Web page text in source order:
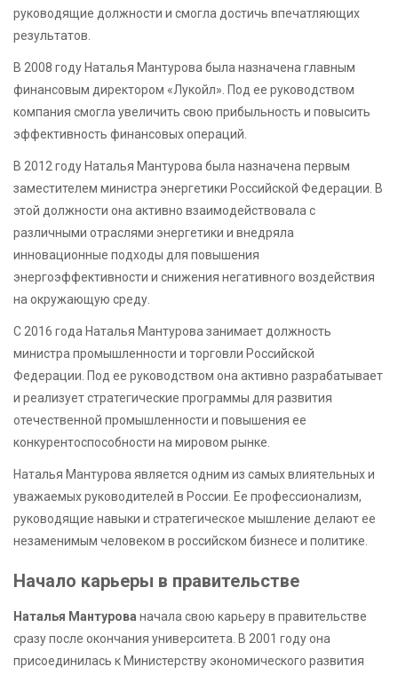
руководящие должности и смогла достичь впечатляющих
результатов.
В 2008 году Наталья Мантурова была назначена главным
финансовым директором «Лукойл». Под ее руководством
компания смогла увеличить свою прибыльность и повысить
эффективность финансовых операций.
В 2012 году Наталья Мантурова была назначена первым
заместителем министра энергетики Российской Федерации. В
этой должности она активно взаимодействовала с
различными отраслями энергетики и внедряла
инновационные подходы для повышения
энергоэффективности и снижения негативного воздействия
на окружающую среду.
С 2016 года Наталья Мантурова занимает должность
министра промышленности и торговли Российской
Федерации. Под ее руководством она активно разрабатывает
и реализует стратегические программы для развития
отечественной промышленности и повышения ее
конкурентоспособности на мировом рынке.
Наталья Мантурова является одним из самых влиятельных и
уважаемых руководителей в России. Ее профессионализм,
руководящие навыки и стратегическое мышление делают ее
незаменимым человеком в российском бизнесе и политике.
Начало карьеры в правительстве
Наталья Мантурова начала свою карьеру в правительстве
сразу после окончания университета. В 2001 году она
присоединилась к Министерству экономического развития